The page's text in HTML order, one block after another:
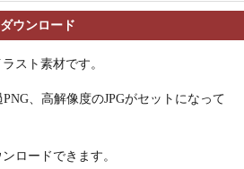
ウンロード
スト素材です。
、高解像度のJPGがセットになって
ロードできます。